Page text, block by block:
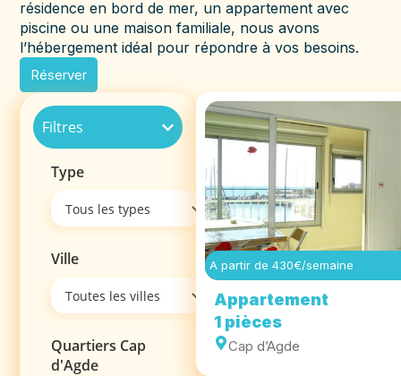
résidence en bord de mer, un appartement avec
piscine ou une maison familiale, nous avons
l’hébergement idéal pour répondre à vos besoins.
Réserver
Filtres
Type
Ville
Quartiers Cap
d'Agde
A partir de 430€/semaine
Appartement
1 pièces
Cap d’Agde